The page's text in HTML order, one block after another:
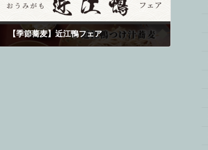
【季節蕎麦】近江鴨フェア